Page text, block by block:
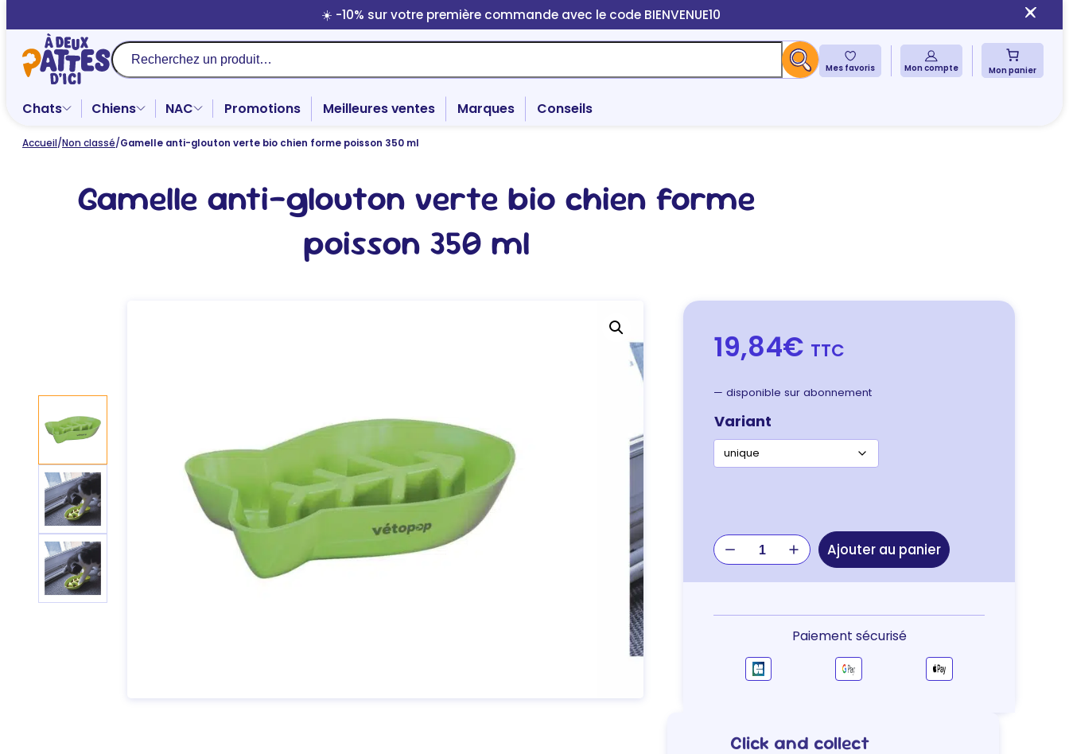
au
contenu
☀️ -10% sur votre première commande avec le code BIENVENUE10
Recherche
Mes favoris Mon compte Mon panier
Chats Chiens NAC Promotions Meilleures ventes Marques Conseils
Accueil/Non classé/Gamelle anti-glouton verte bio chien forme poisson 350 ml
Gamelle anti-glouton verte bio chien forme
poisson 350 ml
19,84€ TTC
— disponible sur abonnement
Variant
quantité
de
Gamelle
glouton
Ajouter au panier
Paiement sécurisé
Click and collect